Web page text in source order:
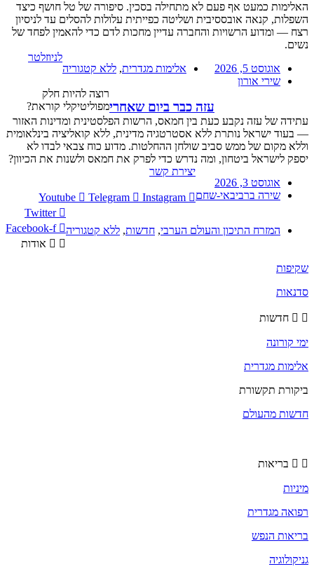
האלימות כמעט אף פעם לא מתחילה בסכין. סיפורה של טל חושף כיצד
השפלות, קנאה אובססיבית ושליטה כפייתית עלולות להסלים עד לניסיון
רצח — ומדוע הרשויות והחברה עדיין מחכות לדם כדי להאמין לפחד של
נשים.
אוגוסט 5, 2026
שירי אורון
אלימות מגדרית, ללא קטגוריה
עזה כבר ביום שאחרי
עתידה של עזה נקבע כעת בין חמאס, הרשות הפלסטינית ומדינות האזור
— בעוד ישראל נותרת ללא אסטרטגיה מדינית, ללא קואליציה בינלאומית
וללא מקום של ממש סביב שולחן ההחלטות. מדוע כוח צבאי לבדו לא
יספק לישראל ביטחון, ומה נדרש כדי לפרק את חמאס ולשנות את הכיוון?
אוגוסט 3, 2026
שירה ברביבאי-שחם
המזרח התיכון והעולם הערבי, חדשות, ללא קטגוריה
לניוזלטר
רוצה להיות חלק
מפוליטיקלי קוראת?
יצירת קשר
Youtube Telegram
Instagram
Twitter
Facebook-f
אודות
שקיפות
סדנאות
חדשות
ימי קורונה
אלימות מגדרית
ביקורת תקשורת
חדשות מהעולם
בריאות
מיניות
רפואה מגדרית
בריאות הנפש
גניקולוגיה